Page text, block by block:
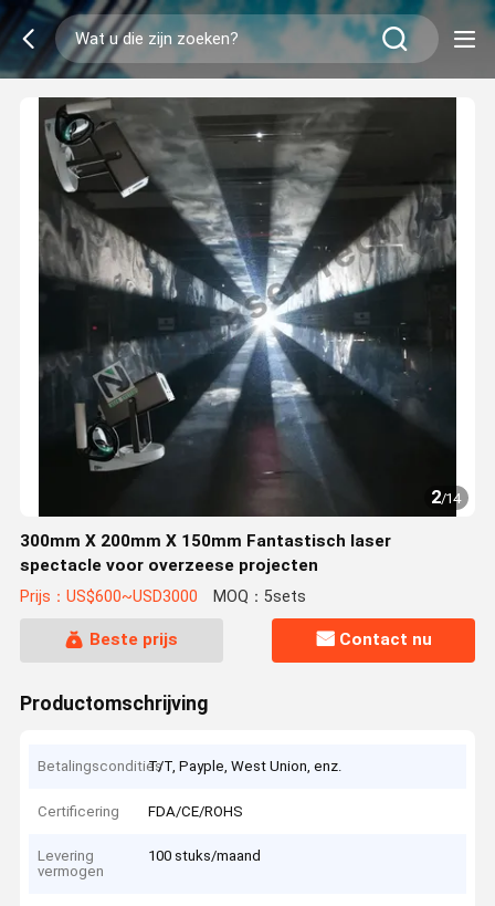
2/14
300mm X 200mm X 150mm Fantastisch laser
spectacle voor overzeese projecten
Prijs：US$600~USD3000 MOQ：5sets
Beste prijs Contact nu
Productomschrijving
BetalingsconditiesT/T, Payple, West Union, enz.
Certificering FDA/CE/ROHS
Levering
vermogen
100 stuks/maand